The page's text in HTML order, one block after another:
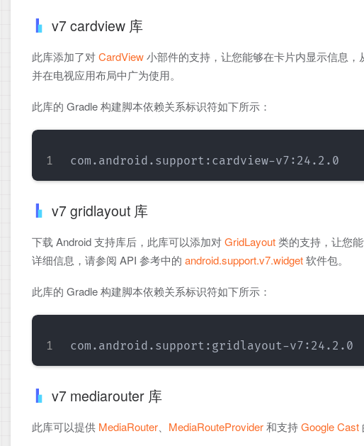
v7 cardview 库
此库添加了对CardView小部件的支持，让您能够在卡片内显示信息
并在电视应用布局中广为使用。
此库的 Gradle 构建脚本依赖关系标识符如下所示：
v7 gridlayout 库
下载 Android 支持库后，此库可以添加对GridLayout类的支持，让您
详细信息，请参阅 API 参考中的 android.support.v7.widget软件包。
此库的 Gradle 构建脚本依赖关系标识符如下所示：
v7 mediarouter 库
此库可以提供 MediaRouter MediaRouteProvider和支持Google Cast